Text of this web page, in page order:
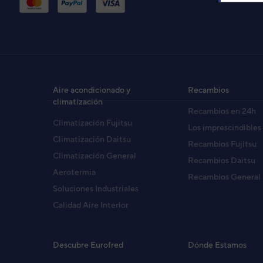
Ref.
Aire acondicionado y
climatización
Climatización Fujitsu
Climatización Daitsu
Climatización General
Aerotermia
Soluciones Industriales
Calidad Aire Interior
Recambios
Recambios en 24h
Los imprescindibles
Recambios Fujitsu
Recambios Daitsu
Recambios General
Descubre Eurofred
Dónde Estamos